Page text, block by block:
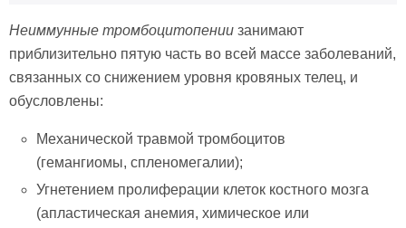
Неиммунные тромбоцитопении занимают
приблизительно пятую часть во всей массе заболеваний,
связанных со снижением уровня кровяных телец, и
обусловлены:
Механической травмой тромбоцитов
(гемангиомы, спленомегалии);
Угнетением пролиферации клеток костного мозга
(апластическая анемия, химическое или